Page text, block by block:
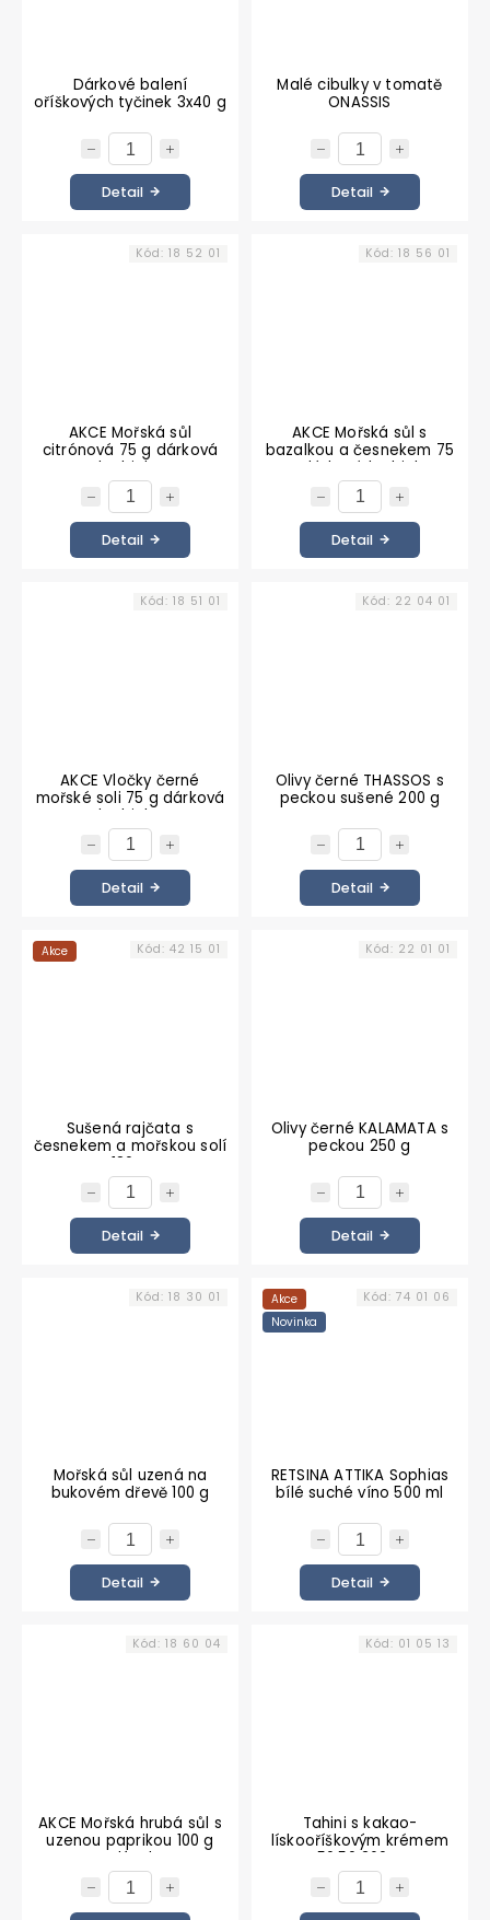
Dárkové balení
oříškových tyčinek 3x40 g
Detail
Malé cibulky v tomatě
ONASSIS
Detail
AKCE Mořská sůl
citrónová 75 g dárková
krabička
Detail
Kód: 18 52 01
AKCE Mořská sůl s
bazalkou a česnekem 75
g dárková krabička
Detail
Kód: 18 56 01
AKCE Vločky černé
mořské soli 75 g dárková
krabička
Detail
Kód: 18 51 01
Olivy černé THASSOS s
peckou sušené 200 g
Detail
Kód: 22 04 01
Akce
Sušená rajčata s
česnekem a mořskou solí
180 g
Detail
Kód: 42 15 01
Olivy černé KALAMATA s
peckou 250 g
Detail
Kód: 22 01 01
Mořská sůl uzená na
bukovém dřevě 100 g
Detail
Kód: 18 30 01
Akce
Novinka
RETSINA ATTIKA Sophias
bílé suché víno 500 ml
Detail
Kód: 74 01 06
AKCE Mořská hrubá sůl s
uzenou paprikou 100 g
mlýnek
Kód: 18 60 04
Tahini s kakao-
lískooříškovým krémem
50:50 360 g
Kód: 01 05 13